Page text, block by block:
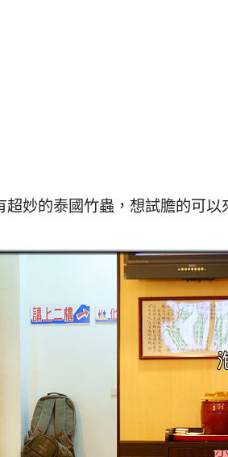
的泰國竹蟲，想試膽的可以